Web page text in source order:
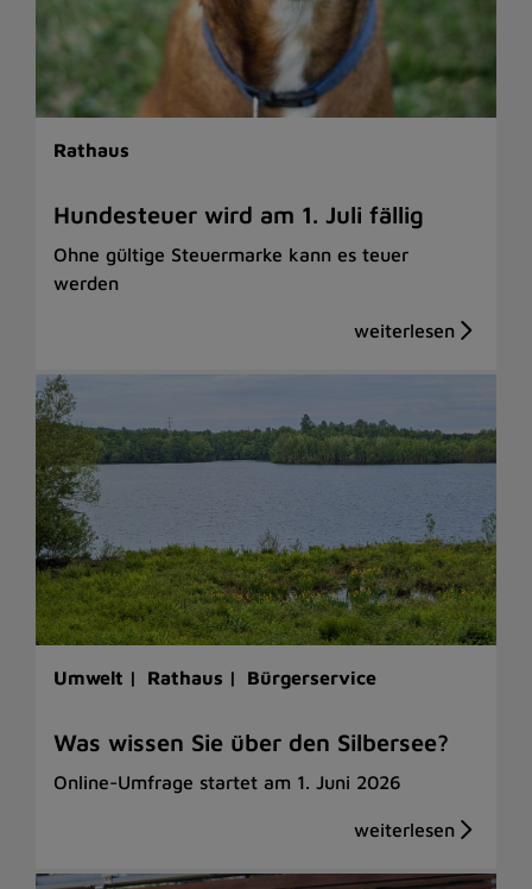
Rathaus
Hundesteuer wird am 1. Juli fällig
Ohne gültige Steuermarke kann es teuer
werden
Umwelt | Rathaus | Bürgerservice
Was wissen Sie über den Silbersee?
Online-Umfrage startet am 1. Juni 2026